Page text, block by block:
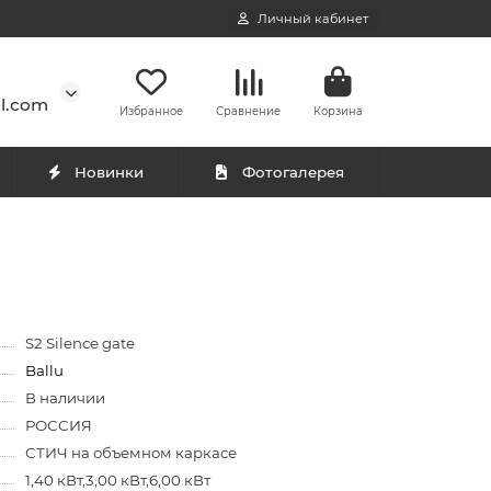
Личный кабинет
Избранное Сравнение Корзина
Новинки Фотогалерея
S2 Silence gate
Ballu
В наличии
РОССИЯ
СТИЧ на объемном каркасе
1,40 кВт,3,00 кВт,6,00 кВт